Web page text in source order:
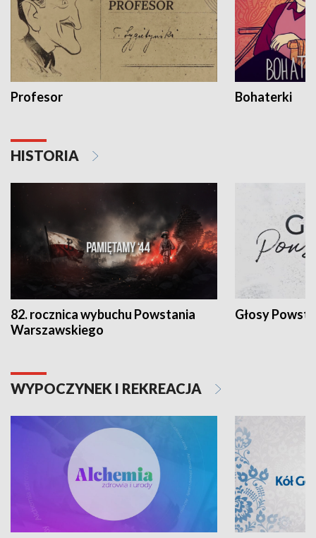
Profesor Bohaterki
HISTORIA
82. rocznica wybuchu Powstania
Warszawskiego
Głosy
WYPOCZYNEK I REKREACJA